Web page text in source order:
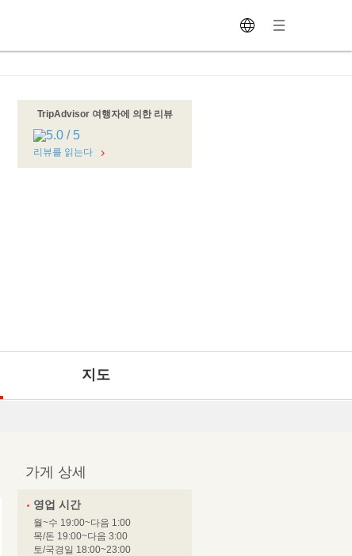
TripAdvisor 여행자에 의한 리뷰
리뷰를 읽는다
지도
가게 상세
영업 시간
월~수 19:00~다음 1:00
목/돈 19:00~다음 3:00
토/국경일 18:00~23:00